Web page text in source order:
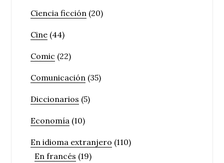
Ciencia ficción (20)
Cine (44)
Comic (22)
Comunicación (35)
Diccionarios (5)
Economía (10)
En idioma extranjero (110)
En francés (19)